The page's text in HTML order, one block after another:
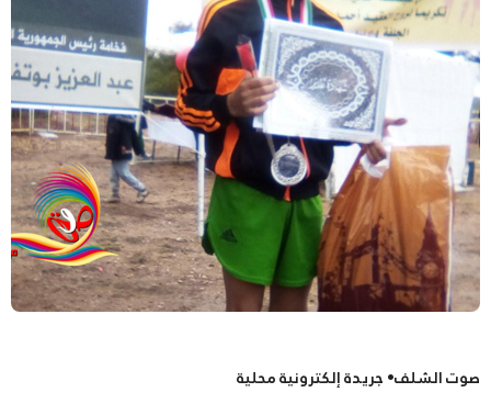
صوت الشلف• جريدة إلكترونية محلية